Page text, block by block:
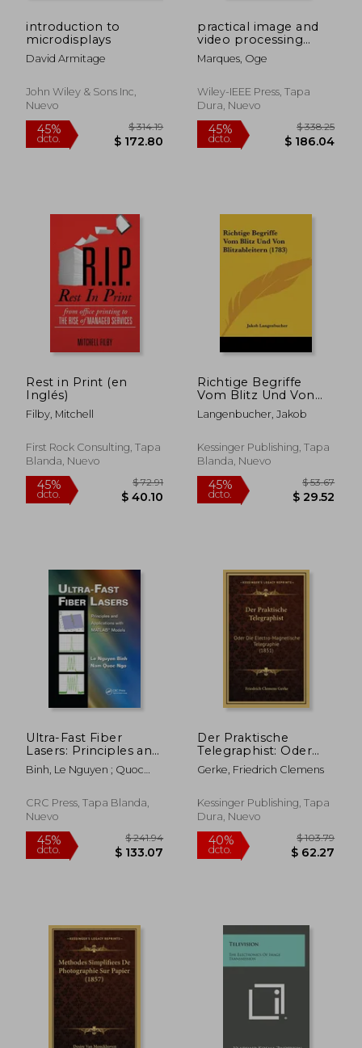
dcto. $ 65.02 dcto.
45%
dcto. $ 255.28
45%
dcto.
introduction to
microdisplays
David Armitage
John Wiley & Sons Inc,
Nuevo
45%
practical image and
video processing
using matlab (en
Inglés)
Marques, Oge
Wiley-IEEE Press, Tapa
Dura, Nuevo
45%
Rest in Print (en
Inglés)
Filby, Mitchell
First Rock Consulting, Tapa
Blanda, Nuevo
Richtige Begriffe
Vom Blitz Und Von
Blitzableitern (1783)
(en Alemán)
Langenbucher, Jakob
Kessinger Publishing, Tapa
Blanda, Nuevo
Ultra-Fast Fiber
Lasers: Principles and
Applications with
Matlab(r) Models (en
Binh, Le Nguyen ; Quoc
CRC Press, Tapa Blanda,
Nuevo
Der Praktische
Telegraphist: Oder
Die Electro-
Magnetische
Alemán)
Gerke, Friedrich Clemens
Kessinger Publishing, Tapa
Dura, Nuevo